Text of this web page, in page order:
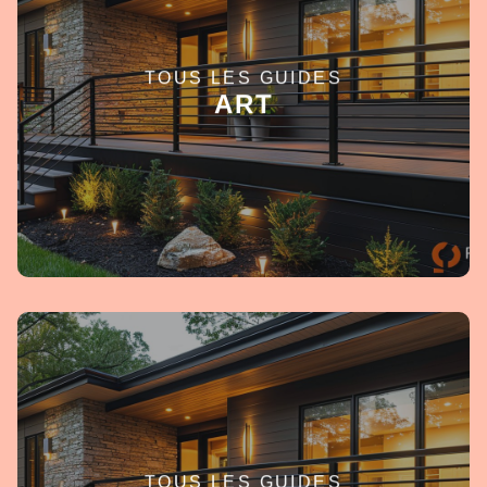
TOUS LES GUIDES
ART
EN SAVOIR +
TOUS LES GUIDES